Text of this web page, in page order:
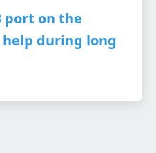
port on the
during long